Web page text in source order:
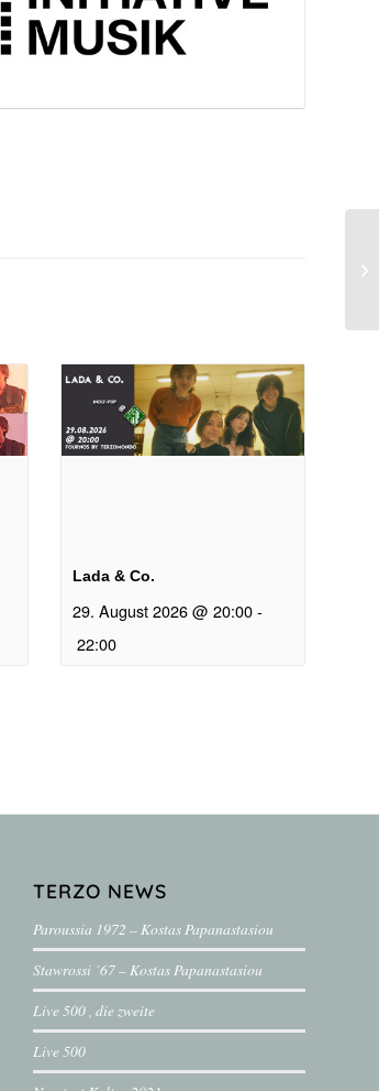
Lada & Co.
29. August 2026 @ 20:00 -
22:00
TERZO NEWS
Paroussia 1972 – Kostas Papanastasiou
Stawrossi ´67 – Kostas Papanastasiou
Live 500 , die zweite
Live 500